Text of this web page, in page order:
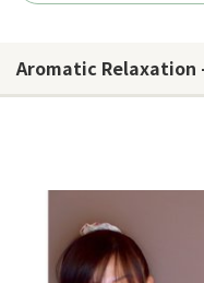
Aromatic Relaxation -